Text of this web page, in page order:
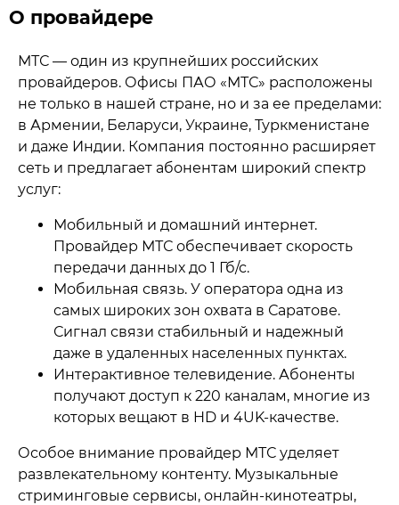
О провайдере
МТС — один из крупнейших российских
провайдеров. Офисы ПАО «МТС» расположены
не только в нашей стране, но и за ее пределами:
в Армении, Беларуси, Украине, Туркменистане
и даже Индии. Компания постоянно расширяет
сеть и предлагает абонентам широкий спектр
услуг:
Мобильный и домашний интернет.
Провайдер МТС обеспечивает скорость
передачи данных до 1 Гб/с.
Мобильная связь. У оператора одна из
самых широких зон охвата в Саратове.
Сигнал связи стабильный и надежный
даже в удаленных населенных пунктах.
Интерактивное телевидение. Абоненты
получают доступ к 220 каналам, многие из
которых вещают в HD и 4UK-качестве.
Особое внимание провайдер МТС уделяет
развлекательному контенту. Музыкальные
стриминговые сервисы, онлайн-кинотеатры,